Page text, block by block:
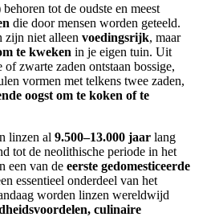
behoren tot de oudste en meest
die door mensen worden geteeld.
zijn niet alleen voedingsrijk, maar
te kweken in je eigen tuin. Uit
zwarte zaden ontstaan bossige,
vormen met telkens twee zaden,
oogst om te koken of te
linzen al 9.500–13.000 jaar lang
tot de neolithische periode in het
een van de eerste gedomesticeerde
essentieel onderdeel van het
worden linzen wereldwijd
culinaire